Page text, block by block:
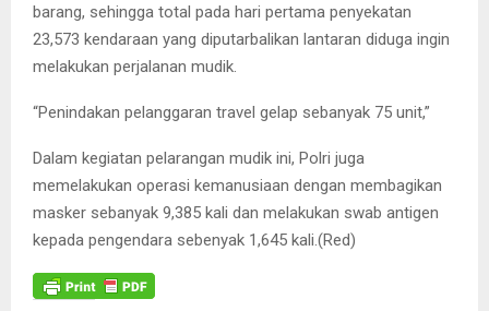
barang, sehingga total pada hari pertama penyekatan
23,573 kendaraan yang diputarbalikan lantaran diduga ingin
melakukan perjalanan mudik.
“Penindakan pelanggaran travel gelap sebanyak 75 unit,”
Dalam kegiatan pelarangan mudik ini, Polri juga
memelakukan operasi kemanusiaan dengan membagikan
masker sebanyak 9,385 kali dan melakukan swab antigen
kepada pengendara sebenyak 1,645 kali.(Red)